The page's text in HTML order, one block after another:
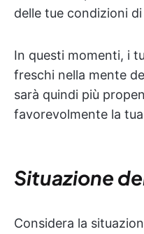
delle tue condizioni
In questi momenti, i
freschi nella mente
sarà quindi più
favorevolmente la
Situazione
Considera la